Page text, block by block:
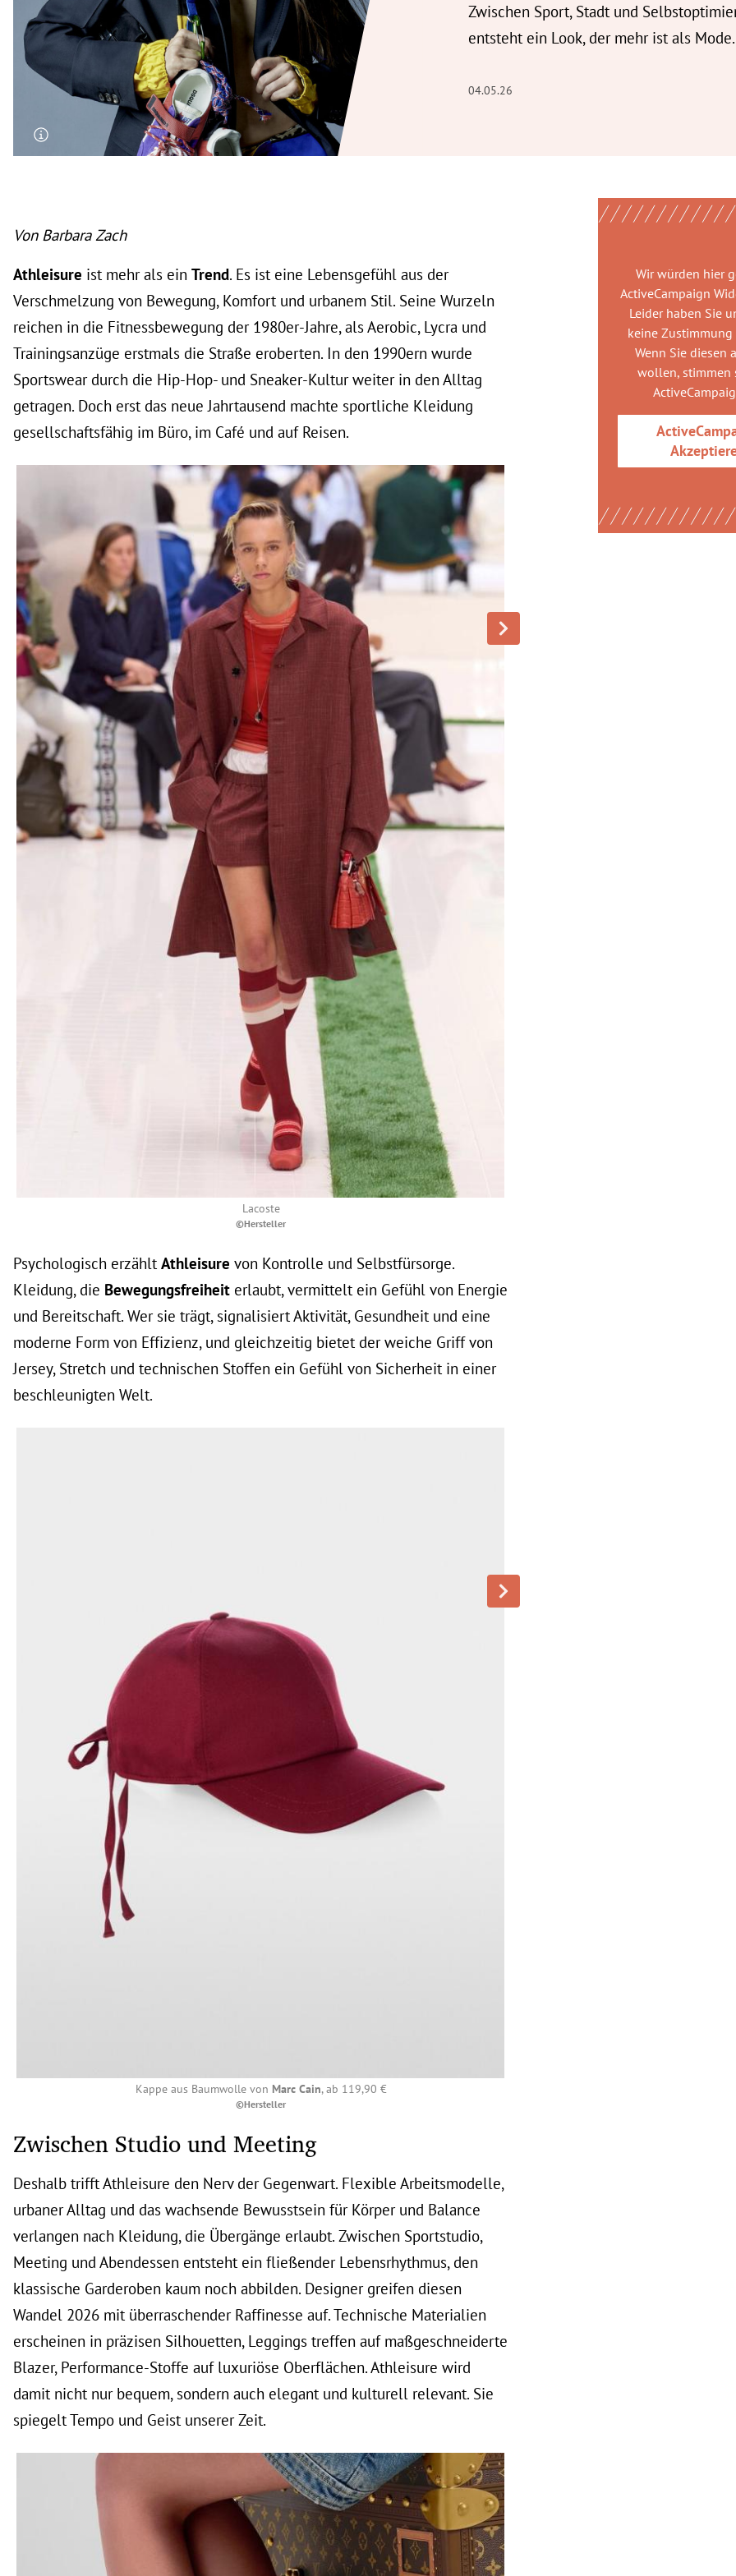
Untermenü
Untermenü
Untermenü
Untermenü
Untermenü
Zwischen Sport, Stadt und
entsteht ein Look, der mehr ist als Mode.
04.05.26
Von Barbara Zach
Athleisure ist mehr als ein Trend. Es ist eine Lebensgefühl aus der
Verschmelzung von Bewegung, Komfort und urbanem Stil. Seine Wurzeln
reichen in die Fitnessbewegung der 1980er-Jahre, als Aerobic, Lycra und
Trainingsanzüge erstmals die Straße eroberten. In den 1990ern wurde
Sportswear durch die Hip-Hop- und Sneaker-Kultur weiter in den Alltag
getragen. Doch erst das neue Jahrtausend machte sportliche Kleidung
gesellschaftsfähig im Büro, im Café und auf Reisen.
Lacoste
©Hersteller
Psychologisch erzählt Athleisure von Kontrolle und Selbstfürsorge.
Kleidung, die Bewegungsfreiheit erlaubt, vermittelt ein Gefühl von Energie
und Bereitschaft. Wer sie trägt, signalisiert Aktivität, Gesundheit und eine
moderne Form von Effizienz, und gleichzeitig bietet der weiche Griff von
Jersey, Stretch und technischen Stoffen ein Gefühl von Sicherheit in einer
beschleunigten Welt.
Kappe aus Baumwolle von Marc Cain, ab 119,90 €
©Hersteller
Zwischen Studio und Meeting
Deshalb trifft Athleisure den Nerv der Gegenwart. Flexible Arbeitsmodelle,
urbaner Alltag und das wachsende Bewusstsein für Körper und Balance
verlangen nach Kleidung, die Übergänge erlaubt. Zwischen Sportstudio,
Meeting und Abendessen entsteht ein fließender Lebensrhythmus, den
klassische Garderoben kaum noch abbilden. Designer greifen diesen
Wandel 2026 mit überraschender Raffinesse auf. Technische Materialien
erscheinen in präzisen Silhouetten, Leggings treffen auf maßgeschneiderte
Blazer, Performance-Stoffe auf luxuriöse Oberflächen. Athleisure wird
damit nicht nur bequem, sondern auch elegant und kulturell relevant. Sie
spiegelt Tempo und Geist unserer Zeit.
Wir würden hier
ActiveCampaign
Leider haben Sie
keine Zustimmung
Wenn Sie diesen
wollen, stimmen